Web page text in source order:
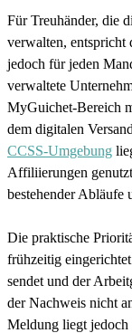
Für Treuhänder, die
verwalten, entspricht
jedoch für jeden
verwaltete
MyGuichet-Bereich
dem digitalen
CCSS-Umgebung
Affiliierungen
bestehender Abläufe
Die praktische
frühzeitig
sendet und der
der Nachweis nicht
Meldung liegt